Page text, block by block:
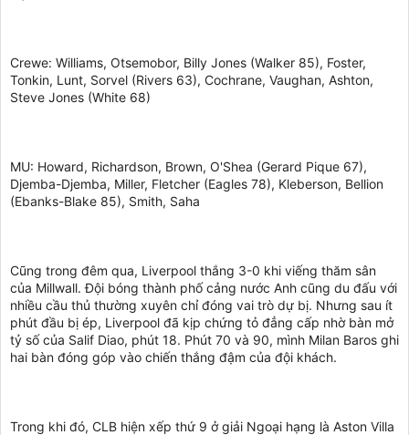
Crewe: Williams, Otsemobor, Billy Jones (Walker 85), Foster,
Tonkin, Lunt, Sorvel (Rivers 63), Cochrane, Vaughan, Ashton,
Steve Jones (White 68)
MU: Howard, Richardson, Brown, O'Shea (Gerard Pique 67),
Djemba-Djemba, Miller, Fletcher (Eagles 78), Kleberson, Bellion
(Ebanks-Blake 85), Smith, Saha
Cũng trong đêm qua, Liverpool thắng 3-0 khi viếng thăm sân
của Millwall. Đội bóng thành phố cảng nước Anh cũng du đấu với
nhiều cầu thủ thường xuyên chỉ đóng vai trò dự bị. Nhưng sau ít
phút đầu bị ép, Liverpool đã kịp chứng tỏ đẳng cấp nhờ bàn mở
tỷ số của Salif Diao, phút 18. Phút 70 và 90, mình Milan Baros ghi
hai bàn đóng góp vào chiến thắng đậm của đội khách.
Trong khi đó, CLB hiện xếp thứ 9 ở giải Ngoại hạng là Aston Villa